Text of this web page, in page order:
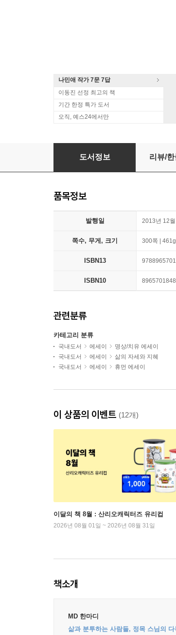
나민애 작가 7문 7답
이동진 선정 최고의 책
기간 한정 특가 도서
오직, 예스24에서만
비울수록 가득하네
도서정보 리뷰/
품목정보
발행일 2013년 12월
쪽수, 무게, 크기 300쪽 |
ISBN13
ISBN10 8965701848
관련분류
카테고리 분류
국내도서 에세이
명상/치유 에세이
국내도서
에세이
삶의 자세와 지혜
국내도서
에세이 휴먼 에세이
이 상품의 이벤트 (12개)
이달의 책 8월 : 산리오캐릭터즈 유리컵
2026년 08월 01일 ~ 2026년 08월 31일
책소개
MD 한마디
삶과 분투하는 사람들, 정목 스님의 다